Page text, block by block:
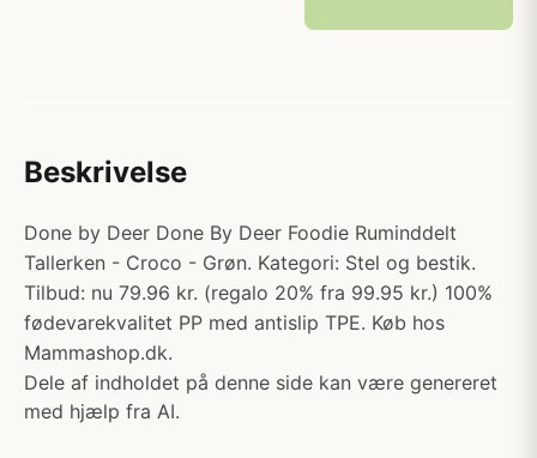
Beskrivelse
Done by Deer Done By Deer Foodie Ruminddelt
Tallerken - Croco - Grøn. Kategori: Stel og bestik.
Tilbud: nu 79.96 kr. (regalo 20% fra 99.95 kr.) 100%
fødevarekvalitet PP med antislip TPE. Køb hos
Mammashop.dk.
Dele af indholdet på denne side kan være genereret
med hjælp fra AI.